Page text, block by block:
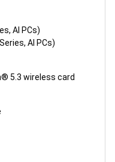
AI PCs)
AI PCs)
5.3 wireless card